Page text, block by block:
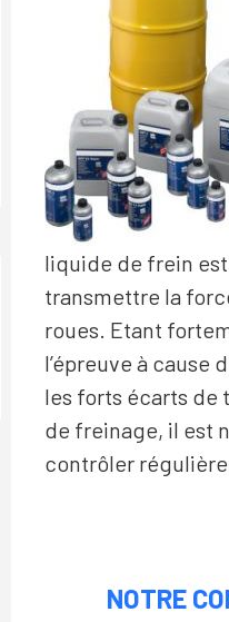
liquide de frein
transmettre la
roues. Etant
l’épreuve à cause
les forts écarts
de freinage, il est
contrôler
NOTRE